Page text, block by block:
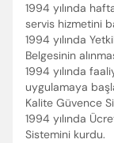
1994 yılında
servis hizmetini
1994 yılında
Belgesinin
1994 yılında
uygulamaya
Kalite Güvence
1994 yılında
Sistemini kurdu.